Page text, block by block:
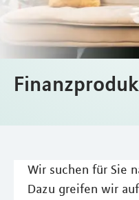
Wir suchen für Sie
Dazu greifen wir